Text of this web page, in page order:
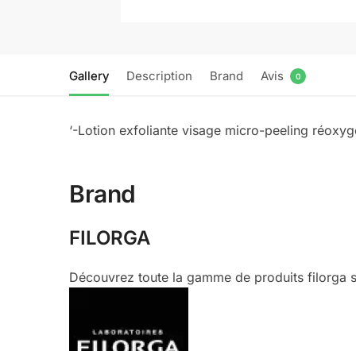
Gallery Description Brand Avis 0
‘-Lotion exfoliante visage micro-peeling
Brand
FILORGA
Découvrez toute la gamme de produits filorga